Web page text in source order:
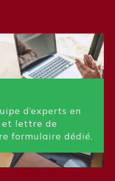
d’experts en
et lettre de
formulaire dédié.